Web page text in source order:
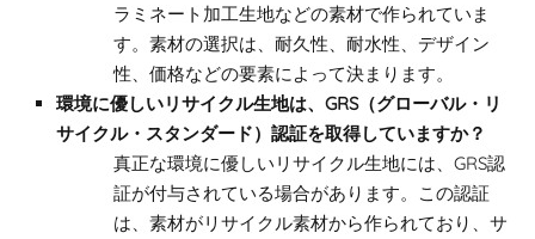
ラミネート加工生地などの素材で作られていま
す。素材の選択は、耐久性、耐水性、デザイン
性、価格などの要素によって決まります。
環境に優しいリサイクル生地は、GRS（グローバル・リ
サイクル・スタンダード）認証を取得していますか？
真正な環境に優しいリサイクル生地には、GRS認
証が付与されている場合があります。この認証
は、素材がリサイクル素材から作られており、サ